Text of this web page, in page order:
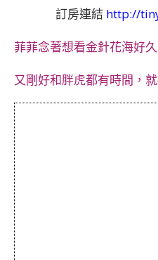
訂房連結 http://
菲菲念著想看金針花海好
又剛好和胖虎都有時間，